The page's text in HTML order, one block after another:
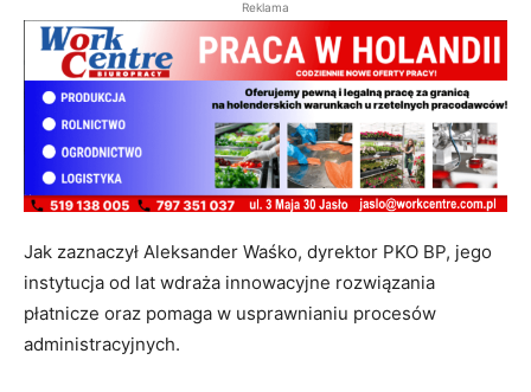
Reklama
Jak zaznaczył Aleksander Waśko, dyrektor PKO BP, jego
instytucja od lat wdraża innowacyjne rozwiązania
płatnicze oraz pomaga w usprawnianiu procesów
administracyjnych.